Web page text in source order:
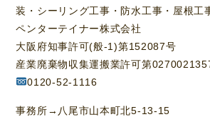
装・シーリング工事・防水工事・屋根工
ペンターテイナー株式会社
大阪府知事許可(般-1)第152087号
産業廃棄物収集運搬業許可第
0120-52-1116
事務所→八尾市山本町北5-13-15